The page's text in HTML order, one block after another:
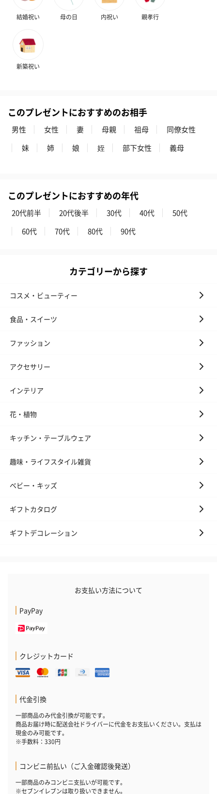
のオイル漬（981円）
のオイル漬（塩麹&レモ
結婚祝い 母の日 内祝い 親孝行
新築祝い
このプレゼントにおすすめのお相手
男性 女性 妻 母親 祖母
同僚女性
妹
姉 娘 姪 部下女性 義母
このプレゼントにおすすめの年代
20代前半 20代後半 30代 40代
50代
60代
70代 80代 90代
カテゴリーから探す
コスメ・ビューティー
食品・スイーツ
ファッション
アクセサリー
インテリア
花・植物
キッチン・テーブルウェア
趣味・ライフスタイル雑貨
ベビー・キッズ
ギフトカタログ
ギフトデコレーション
お支払い方法について
PayPay
クレジットカード
代金引換
一部商品のみ代金引換が可能です。
商品お届け時に配送会社ドライバーに代金をお支払いください。支払は
現金のみ可能です。
※手数料：330円
コンビニ前払い（ご入金確認後発送）
一部商品のみコンビニ支払いが可能です。
※セブンイレブンは取り扱いできません。